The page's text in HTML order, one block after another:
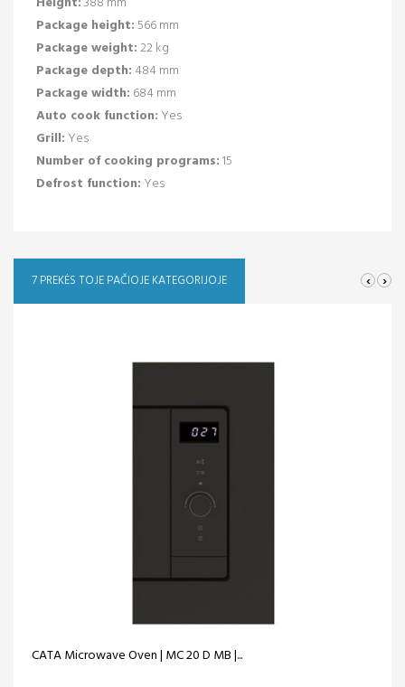
Package height:566 mm
Package weight:22 kg
Package depth: 484 mm
Package width: 684 mm
Auto cook function: Yes
Grill: Yes
Number of cooking programs:15
Defrost function: Yes
7 PREKĖS TOJE PAČIOJE KATEGORIJOJE ‹ ›
CATA Microwave Oven | MC 20 D MB |...